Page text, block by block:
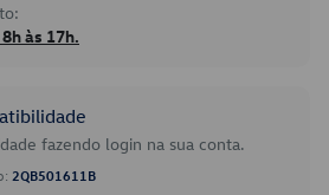
às 17h.
fazendo login na sua conta.
2QB501611B